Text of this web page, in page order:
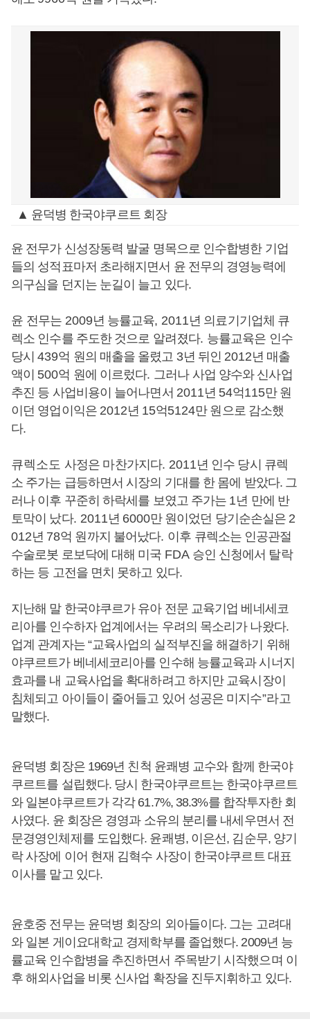
▲ 윤덕병 한국야쿠르트 회장
윤 전무가 신성장동력 발굴 명목으로 인수합병한 기업
들의 성적표마저 초라해지면서 윤 전무의 경영능력에
의구심을 던지는 눈길이 늘고 있다.
윤 전무는 2009년 능률교육, 2011년 의료기기업체 큐
렉소 인수를 주도한 것으로 알려졌다. 능률교육은 인수
당시439억 원의 매출을 올렸고 3년 뒤인 2012년 매출
액이 500억 원에 이르렀다. 그러나 사업 양수와 신사업
추진 등 사업비용이 늘어나면서 2011년 54억115만 원
이던 영업이익은 2012년 15억5124만 원으로 감소했
다.
큐렉소도 사정은 마찬가지다. 2011년 인수 당시 큐렉
소 주가는 급등하면서 시장의 기대를 한 몸에 받았다. 그
러나 이후 꾸준히 하락세를 보였고 주가는 1년 만에 반
토막이 났다. 2011년 6000만 원이었던 당기순손실은 2
012년 78억 원까지 불어났다. 이후 큐렉소는 인공관절
수술로봇 로보닥에 대해 미국 FDA 승인 신청에서 탈락
하는 등 고전을 면치 못하고 있다.
지난해 말 한국야쿠르가 유아 전문 교육기업 베네세코
리아를 인수하자 업계에서는 우려의 목소리가 나왔다.
업계 관계자는 “교육사업의 실적부진을 해결하기 위해
야쿠르트가 베네세코리아를 인수해 능률교육과 시너지
효과를 내 교육사업을 확대하려고 하지만 교육시장이
침체되고 아이들이 줄어들고 있어 성공은 미지수”라고
말했다.
윤덕병 회장은 1969년 친척 윤쾌병 교수와 함께 한국야
쿠르트를 설립했다. 당시 한국야쿠르트는 한국야쿠르트
와 일본야쿠르트가 각각 61.7%, 38.3%를 합작투자한 회
사였다. 윤 회장은 경영과 소유의 분리를 내세우면서 전
문경영인체제를 도입했다. 윤쾌병, 이은선, 김순무, 양기
락 사장에 이어 현재 김혁수 사장이 한국야쿠르트 대표
이사를 맡고 있다.
윤호중 전무는 윤덕병 회장의 외아들이다. 그는 고려대
와 일본 게이요대학교 경제학부를 졸업했다. 2009년 능
률교육 인수합병을 추진하면서 주목받기 시작했으며 이
후 해외사업을 비롯 신사업 확장을 진두지휘하고 있다.